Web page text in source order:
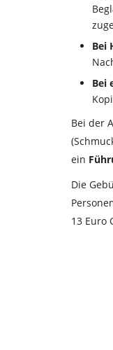
Bei
Bei
Bei der
ein
Die
13 Euro